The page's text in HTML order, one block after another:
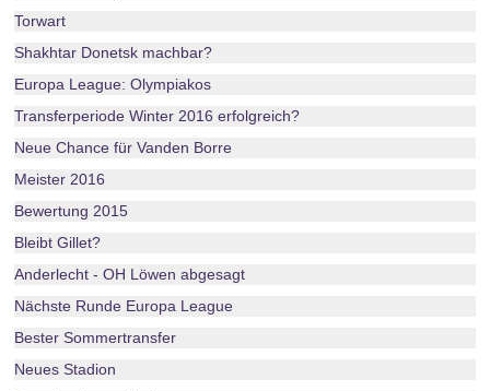
Torwart
Shakhtar Donetsk machbar?
Europa League: Olympiakos
Transferperiode Winter 2016 erfolgreich?
Neue Chance für Vanden Borre
Meister 2016
Bewertung 2015
Bleibt Gillet?
Anderlecht - OH Löwen abgesagt
Nächste Runde Europa League
Bester Sommertransfer
Neues Stadion